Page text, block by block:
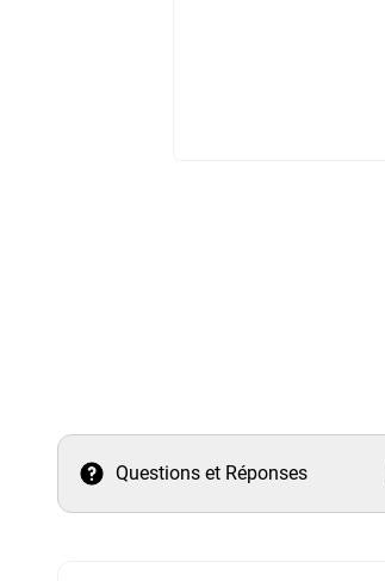
Questions et Réponses